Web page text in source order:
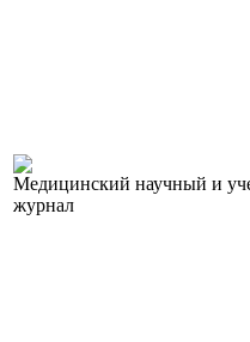
Медицинский научный и
журнал